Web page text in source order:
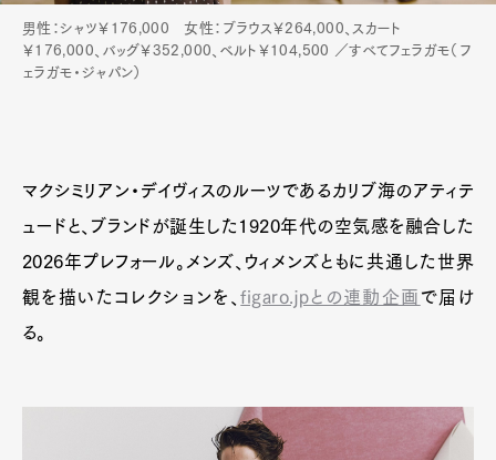
ProductCultureLifestyle
男性：シャツ￥176,000 女性：ブラウス￥264,000、スカート
￥176,000、バッグ￥352,000、ベルト￥104,500 ／すべてフェラガモ（フ
ェラガモ・ジャパン）
マクシミリアン・デイヴィスのルーツであるカリブ海のアティテ
ュードと、ブランドが誕生した1920年代の空気感を融合した
2026年プレフォール。メンズ、ウィメンズともに共通した世界
観を描いたコレクションを、figaro.jpとの連動企画 で届け
る。